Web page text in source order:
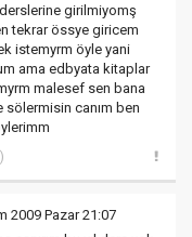
girilmiyomş
tekrar össye giricem
istemyrm öyle yani
ama edbyata kitaplar
malesef sen bana
sölermisin canım ben
2009 Pazar 21:07